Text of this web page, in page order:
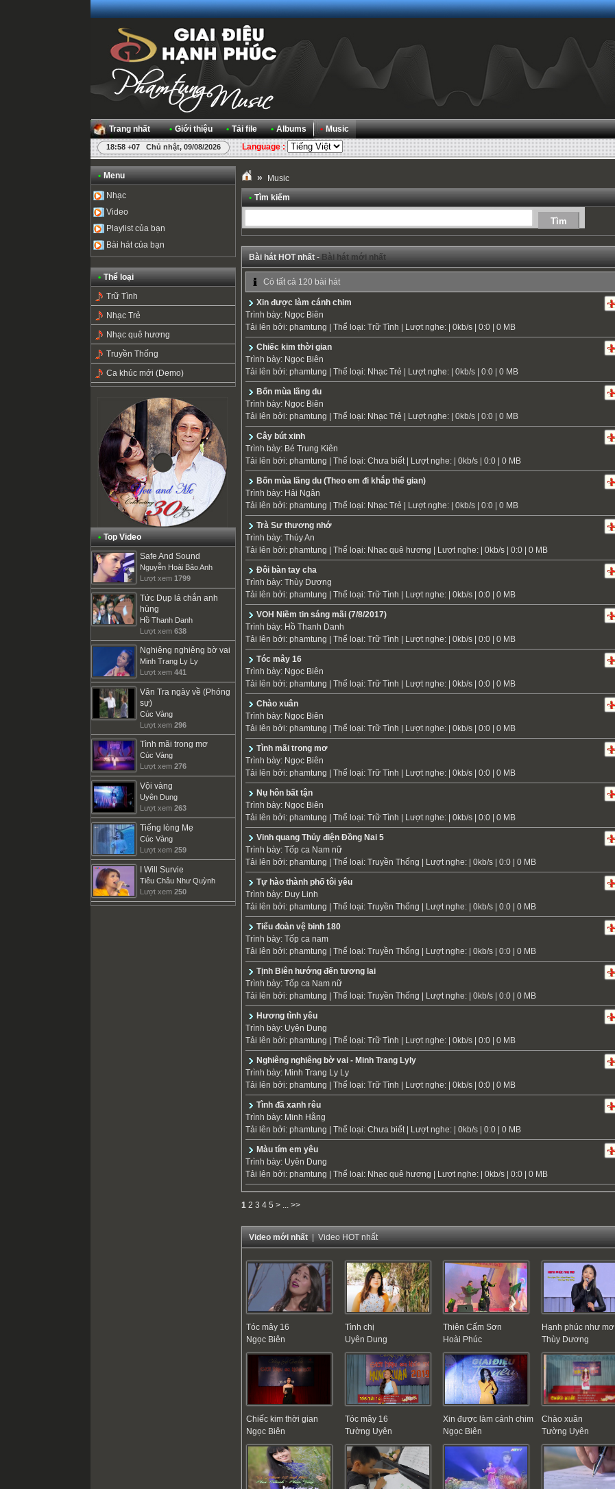
Trang nhất • Giới thiệu • Tải file • Albums • Music
18:58 +07 Chủ nhật, 09/08/2026 Language :
• Menu
Nhạc
Video
Playlist của bạn
Bài hát của bạn
• Thể loại
Trữ Tình
Nhạc Trẻ
Nhạc quê hương
Truyền Thống
Ca khúc mới (Demo)
• Top Video
Safe And Sound
Nguyễn Hoài Bảo Anh
Lượt xem 1799
Tức Dụp lá chắn anh
hùng
Hồ Thanh Danh
Lượt xem 638
Nghiêng nghiêng bờ vai
Minh Trang Ly Ly
Lượt xem 441
Vân Tra ngày về (Phóng
sự)
Cúc Vàng
Lượt xem 296
Tình mãi trong mơ
Cúc Vàng
Lượt xem 276
Vội vàng
Uyên Dung
Lượt xem 263
Tiếng lòng Mẹ
Cúc Vàng
Lượt xem 259
I Will Survie
Tiêu Châu Như Quỳnh
Lượt xem 250
»
Music
• Tìm kiếm
Bài hát HOT nhất - Bài hát mới nhất
Có tất cả 120 bài hát
Xin được làm cánh chim
Trình bày: Ngọc Biên
Tải lên bởi: phamtung | Thể loại: Trữ Tình | Lượt nghe: | 0kb/s | 0:0 | 0 MB
Chiếc kim thời gian
Trình bày: Ngọc Biên
Tải lên bởi: phamtung | Thể loại: Nhạc Trẻ | Lượt nghe: | 0kb/s | 0:0 | 0 MB
Bốn mùa lãng du
Trình bày: Ngọc Biên
Tải lên bởi: phamtung | Thể loại: Nhạc Trẻ | Lượt nghe: | 0kb/s | 0:0 | 0 MB
Cây bút xinh
Trình bày: Bé Trung Kiên
Tải lên bởi: phamtung | Thể loại: Chưa biết| Lượt nghe: | 0kb/s | 0:0 | 0 MB
Bốn mùa lãng du (Theo em đi khắp thế gian)
Trình bày: Hải Ngân
Tải lên bởi: phamtung | Thể loại: Nhạc Trẻ | Lượt nghe: | 0kb/s | 0:0 | 0 MB
Trà Sư thương nhớ
Trình bày: Thúy An
Tải lên bởi: phamtung | Thể loại: Nhạc quê hương | Lượt nghe: | 0kb/s | 0:0 | 0 MB
Đôi bàn tay cha
Trình bày: Thùy Dương
Tải lên bởi: phamtung | Thể loại: Trữ Tình | Lượt nghe: | 0kb/s | 0:0 | 0 MB
VOH Niềm tin sáng mãi (7/8/2017)
Trình bày: Hồ Thanh Danh
Tải lên bởi: phamtung | Thể loại: Trữ Tình | Lượt nghe: | 0kb/s | 0:0 | 0 MB
Tóc mây 16
Trình bày: Ngọc Biên
Tải lên bởi: phamtung | Thể loại: Trữ Tình | Lượt nghe: | 0kb/s | 0:0 | 0 MB
Chào xuân
Trình bày: Ngọc Biên
Tải lên bởi: phamtung | Thể loại: Trữ Tình | Lượt nghe: | 0kb/s | 0:0 | 0 MB
Tình mãi trong mơ
Trình bày: Ngọc Biên
Tải lên bởi: phamtung | Thể loại: Trữ Tình | Lượt nghe: | 0kb/s | 0:0 | 0 MB
Nụ hôn bất tận
Trình bày: Ngọc Biên
Tải lên bởi: phamtung | Thể loại: Trữ Tình | Lượt nghe: | 0kb/s | 0:0 | 0 MB
Vinh quang Thủy điện Đồng Nai 5
Trình bày: Tốp ca Nam nữ
Tải lên bởi: phamtung | Thể loại: Truyền Thống | Lượt nghe: | 0kb/s | 0:0 | 0 MB
Tự hào thành phố tôi yêu
Trình bày: Duy Linh
Tải lên bởi: phamtung | Thể loại: Truyền Thống | Lượt nghe: | 0kb/s | 0:0 | 0 MB
Tiểu đoàn vệ binh 180
Trình bày: Tốp ca nam
Tải lên bởi: phamtung | Thể loại: Truyền Thống | Lượt nghe: | 0kb/s | 0:0 | 0 MB
Tịnh Biên hướng đến tương lai
Trình bày: Tốp ca Nam nữ
Tải lên bởi: phamtung | Thể loại: Truyền Thống | Lượt nghe: | 0kb/s | 0:0 | 0 MB
Hương tình yêu
Trình bày: Uyên Dung
Tải lên bởi: phamtung | Thể loại: Trữ Tình | Lượt nghe: | 0kb/s | 0:0 | 0 MB
Nghiêng nghiêng bờ vai - Minh Trang Lyly
Trình bày: Minh Trang Ly Ly
Tải lên bởi: phamtung | Thể loại: Trữ Tình | Lượt nghe: | 0kb/s | 0:0 | 0 MB
Tình đã xanh rêu
Trình bày: Minh Hằng
Tải lên bởi: phamtung | Thể loại: Chưa biết| Lượt nghe: | 0kb/s | 0:0 | 0 MB
Màu tím em yêu
Trình bày: Uyên Dung
Tải lên bởi: phamtung | Thể loại: Nhạc quê hương | Lượt nghe: | 0kb/s | 0:0 | 0 MB
1 2 3 4 5 > ... >>
Video mới nhất Video HOT nhất
Tóc mây 16
Ngọc Biên
Tình chị
Uyên Dung
Thiên Cấm Sơn
Hoài Phúc
Hạnh phúc như mơ
Thùy Dương
Chiếc kim thời gian
Ngọc Biên
Tóc mây 16
Tường Uyên
Xin được làm cánh chim
Ngọc Biên
Chào xuân
Tường Uyên